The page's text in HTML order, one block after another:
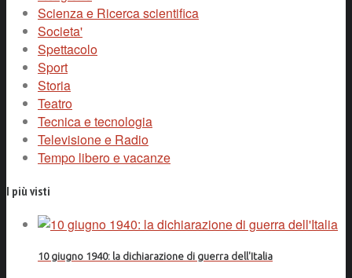
Scienza e Ricerca scientifica
Societa'
Spettacolo
Sport
Storia
Teatro
Tecnica e tecnologia
Televisione e Radio
Tempo libero e vacanze
I più visti
10 giugno 1940: la dichiarazione di guerra dell'Italia